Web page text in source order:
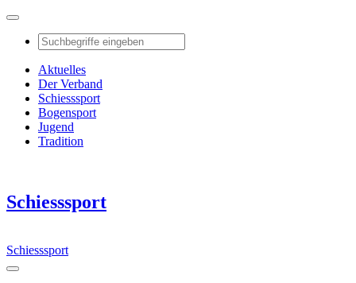
Aktuelles
Der Verband
Schiesssport
Bogensport
Jugend
Tradition
Schiesssport
Schiesssport